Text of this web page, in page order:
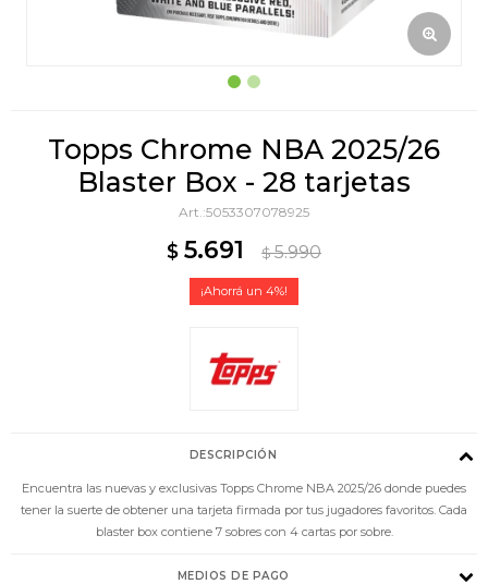
Topps Chrome NBA 2025/26
Blaster Box - 28 tarjetas
5053307078925
$ 5.691 $ 5.990
4
DESCRIPCIÓN
Encuentra las nuevas y exclusivas Topps Chrome NBA 2025/26 donde puedes
tener la suerte de obtener una tarjeta firmada por tus jugadores favoritos. Cada
blaster box contiene 7 sobres con 4 cartas por sobre.
MEDIOS DE PAGO